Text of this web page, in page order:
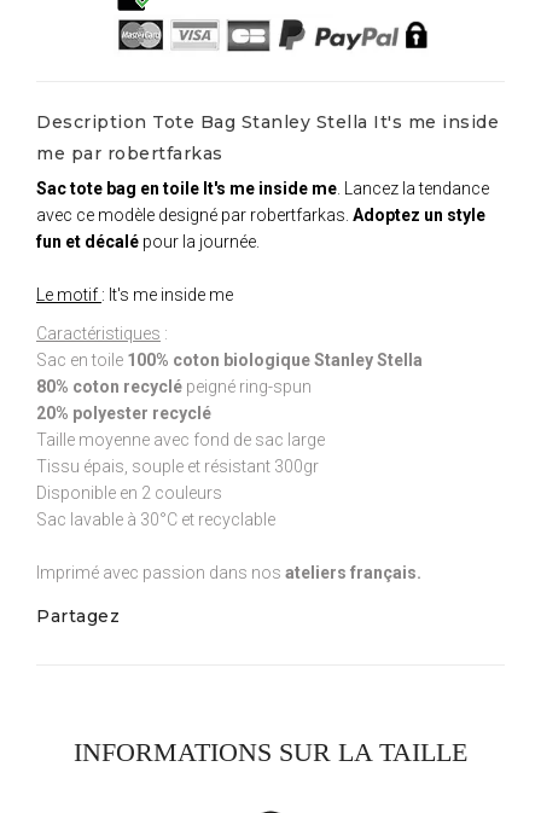
Description Tote Bag Stanley Stella It's me inside
me par robertfarkas
Sac tote bag en toile It's me inside me . Lancez la tendance
avec ce modèle designé par robertfarkas. Adoptez un style
fun et décalé pour la journée.
Le motif : It's me inside me
Caractéristiques :
Sac en toile 100% coton biologique Stanley Stella
80% coton recyclé peigné ring-spun
20% polyester recyclé
Taille moyenne avec fond de sac large
Tissu épais, souple et résistant 300gr
Disponible en 2 couleurs
Sac lavable à 30°C et recyclable
Imprimé avec passion dans nos ateliers français.
Partagez
INFORMATIONS SUR LA TAILLE